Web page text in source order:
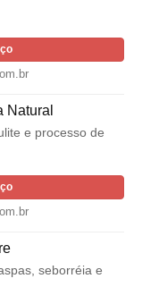
Natural
e processo de
seborréia e